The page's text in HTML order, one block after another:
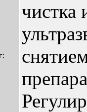
чистка